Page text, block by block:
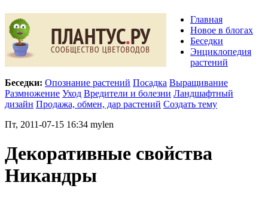
Главная
Новое в блогах
Беседки
Энциклопедия
растений
Беседки: Опознание растений Посадка Выращивание
Размножение Уход Вредители и болезни Ландшафтный
дизайн Продажа, обмен, дар растений Создать тему
Пт, 2011-07-15 16:34 mylen
Декоративные свойства
Никандры